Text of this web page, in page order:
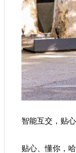
智能互交，贴心
贴心、懂你，